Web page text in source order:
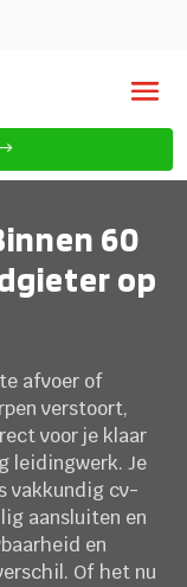
60
op
afvoer of
verstoort,
voor je klaar
leidingwerk. Je
vakkundig cv-
aansluiten en
en
Of het nu